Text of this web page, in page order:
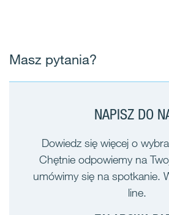
Masz pytania?
NAPISZ DO
Dowiedz się więcej o
Chętnie odpowiemy na
umówimy się na spotkanie.
line.